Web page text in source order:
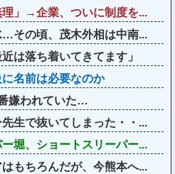
理」→企業、ついに制度を...
…その頃、茂木外相は中南...
は落ち着いてきてます」
に名前は必要なのか
嫌われていた…
生で抜いてしまった・・...
堀、ショートスリーパー...
もちろんだが、今熊本へ...